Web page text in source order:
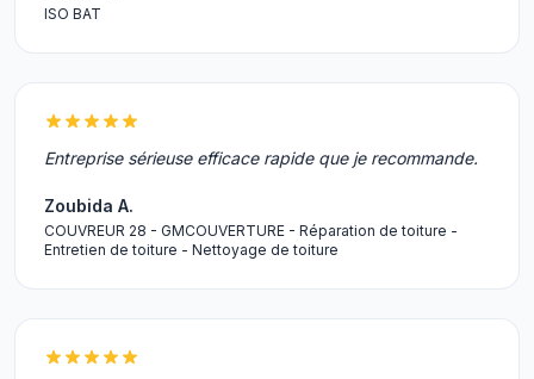
ISO BAT
Entreprise sérieuse efficace rapide que je recommande.
Zoubida A.
COUVREUR 28 - GMCOUVERTURE - Réparation de toiture -
Entretien de toiture - Nettoyage de toiture